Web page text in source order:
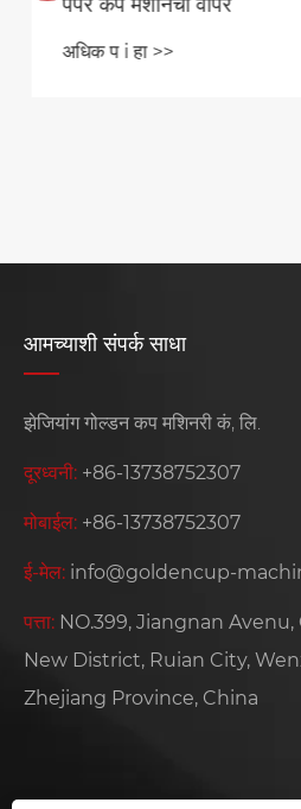
अधिक प i हा >>
आमच्याशी संपर्क साधा
झेजियांग गोल्डन कप मशिनरी कं, लि.
दूरध्वनी: +86-13738752307
मोबाईल: +86-13738752307
ई-मेल: info@goldencup-
पत्ता: NO.399, Jiangnan Avenu,
New District, Ruian City,
Zhejiang Province, China